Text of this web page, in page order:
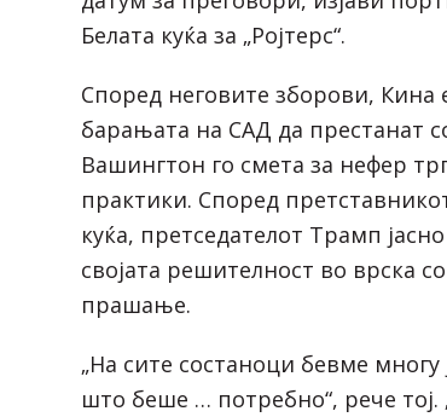
Белата куќа за „Ројтерс“.
Според неговите зборови, Кина
барањата на САД да престанат
Вашингтон го смета за нефер
практики. Според
куќа, претседателот Трамп
својата решителност во врска
прашање.
„На сите состаноци бевме многу
што беше … потребно“, рече тој.